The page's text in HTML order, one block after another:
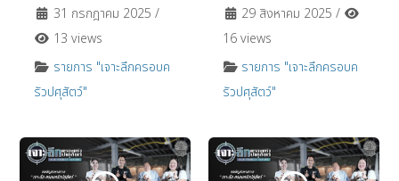
31 กรกฎาคม 2025 /
13 views
รายการ "เจาะลึกครอบค
รัวปศุสัตว์"
29 สิงหาคม 2025 /
16 views
รายการ "เจาะลึกครอบค
รัวปศุสัตว์"